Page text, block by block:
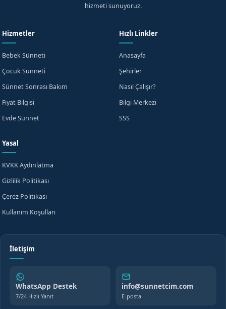
hizmeti sunuyoruz.
Hizmetler
Bebek Sünneti
Çocuk Sünneti
Sünnet Sonrası Bakım
Fiyat Bilgisi
Evde Sünnet
Hızlı Linkler
Anasayfa
Şehirler
Nasıl Çalışır?
Bilgi Merkezi
SSS
Yasal
KVKK Aydınlatma
Gizlilik Politikası
Çerez Politikası
Kullanım Koşulları
İletişim
WhatsApp Destek
7/24 Hızlı Yanıt
info@sunnetcim.com
E-posta